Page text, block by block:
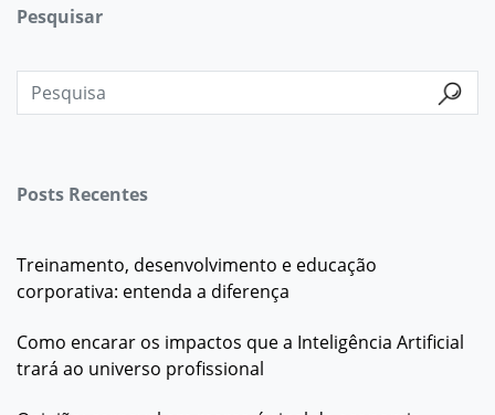
Pesquisar
Posts Recentes
Treinamento, desenvolvimento e educação
corporativa: entenda a diferença
Como encarar os impactos que a Inteligência Artificial
trará ao universo profissional